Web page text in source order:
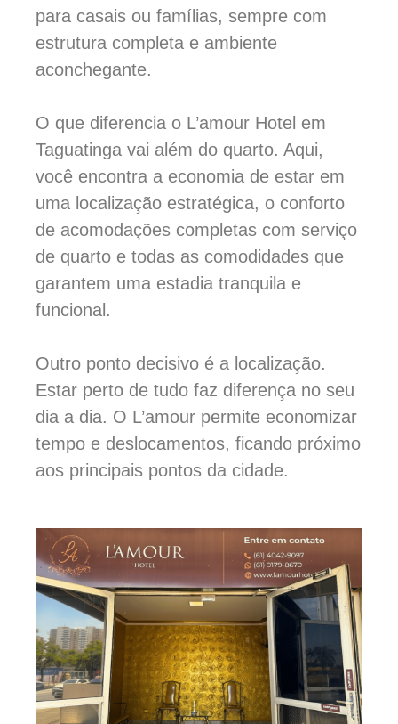
para casais ou famílias, sempre com
estrutura completa e ambiente
aconchegante.
O que diferencia o L’amour Hotel em
Taguatinga vai além do quarto. Aqui,
você encontra a economia de estar em
uma localização estratégica, o conforto
de acomodações completas com serviço
de quarto e todas as comodidades que
garantem uma estadia tranquila e
funcional.
Outro ponto decisivo é a localização.
Estar perto de tudo faz diferença no seu
dia a dia. O L’amour permite economizar
tempo e deslocamentos, ficando próximo
aos principais pontos da cidade.